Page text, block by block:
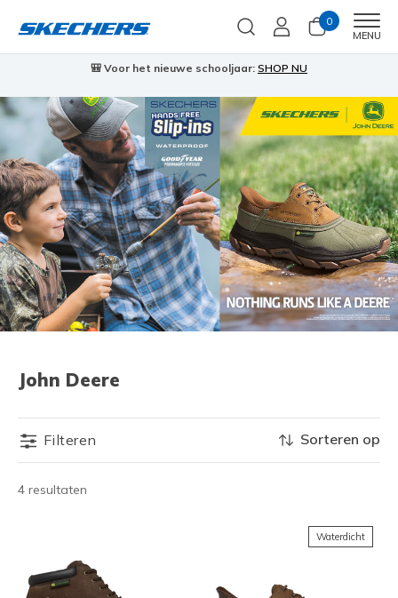
0
MENU
🎒 Voor het nieuwe schooljaar: SHOP NU
John Deere
Filteren
4 resultaten
Sorteren op
Waterdicht